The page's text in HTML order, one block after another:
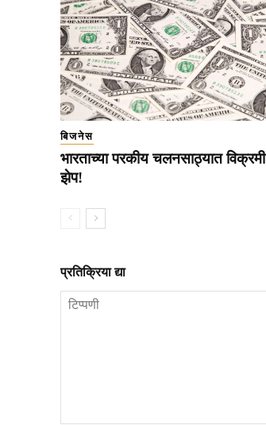
बिजनेस
भारताच्या परकीय चलनसाठ्यात विक्रमी
झेप!
प्रतिक्रिया द्या